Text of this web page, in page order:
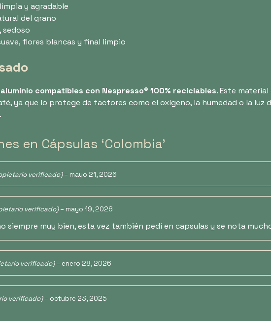
y agradable
del grano
sedoso
flores blancas y final limpio
compatibles con Nespresso® 100% reciclables. Este
ya que lo protege de factores como el oxígeno, la humedad o la luz
en Cápsulas ‘Colombia’
verificado) – mayo 21, 2026
verificado) – mayo 19, 2026
siempre muy bien, esta vez también pedí en capsulas y se nota
verificado) – enero 28, 2026
verificado) – octubre 23, 2025